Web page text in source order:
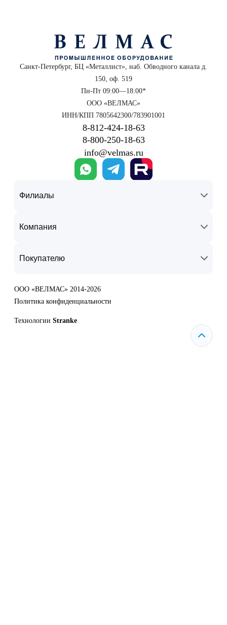
Санкт-Петербург, БЦ «Металлист», наб. Обводного канала д.
150, оф. 519
Пн-Пт 09:00—18:00*
ООО «ВЕЛМАС»
ИНН/КПП 7805642300/783901001
8‑812‑424‑18‑63
8‑800‑250‑18‑63
info@velmas.ru
Филиалы
Компания
Покупателю
ООО «ВЕЛМАС» 2014-2026
Политика конфиденциальности
Технологии Stranke